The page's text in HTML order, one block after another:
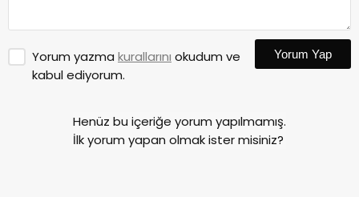
Yorum yazma kurallarını okudum ve
kabul ediyorum.
Yorum Yap
Henüz bu içeriğe yorum yapılmamış.
İlk yorum yapan olmak ister misiniz?